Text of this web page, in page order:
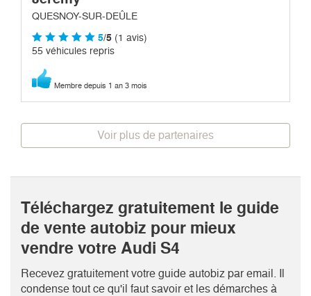
QUESNOY-SUR-DEÛLE
5/5 (1 avis)
55 véhicules repris
Membre depuis 1 an 3 mois
Voir plus de partenaires
Téléchargez gratuitement le guide
de vente autobiz pour mieux
vendre votre Audi S4
Recevez gratuitement votre guide autobiz par email. Il
condense tout ce qu'il faut savoir et les démarches à